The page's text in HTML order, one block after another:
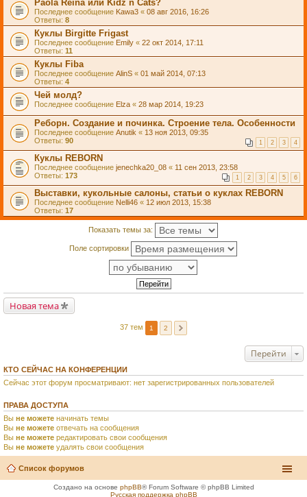
Paola Reina или Kidz n Cats?
Последнее сообщение Kawa3 « 08 авг 2016, 16:26
Ответы: 8
Куклы Birgitte Frigast
Последнее сообщение Emily « 22 окт 2014, 17:11
Ответы: 11
Куклы Fiba
Последнее сообщение AlinS « 01 май 2014, 07:13
Ответы: 4
Чей молд?
Последнее сообщение Elza « 28 мар 2014, 19:23
Реборн. Создание и починка. Строение тела. Особенности
Последнее сообщение Anutik « 13 ноя 2013, 09:35
Ответы: 90 1 2 3 4
Куклы REBORN
Последнее сообщение jenechka20_08 « 11 сен 2013, 23:58
Ответы: 173 1 2 3 4 5 6
Выставки, кукольные салоны, статьи о куклах REBORN
Последнее сообщение Nelli46 « 12 июл 2013, 15:38
Ответы: 17
Показать темы за:
Поле сортировки
Новая тема
37 тем 1 2
Перейти
КТО СЕЙЧАС НА КОНФЕРЕНЦИИ
Сейчас этот форум просматривают: нет зарегистрированных пользователей
ПРАВА ДОСТУПА
Вы не можете начинать темы
Вы не можете отвечать на сообщения
Вы не можете редактировать свои сообщения
Вы не можете удалять свои сообщения
Список форумов
Создано на основе phpBB® Forum Software © phpBB Limited
Русская поддержка phpBB